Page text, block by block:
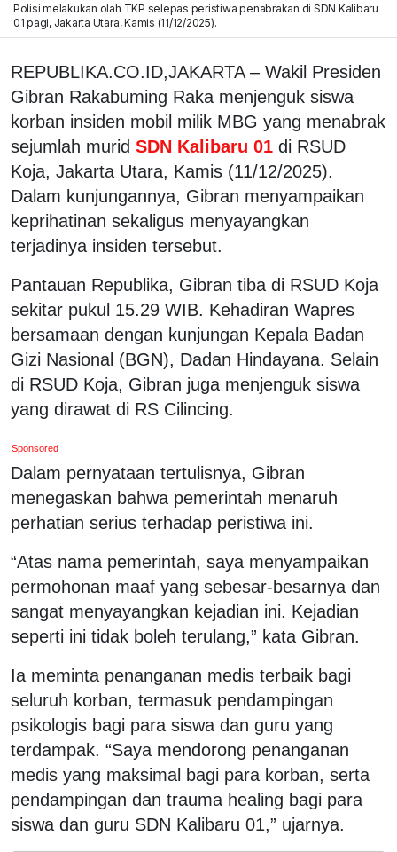
Polisi melakukan olah TKP selepas peristiwa penabrakan di SDN Kalibaru
01 pagi, Jakarta Utara, Kamis (11/12/2025).
REPUBLIKA.CO.ID,JAKARTA – Wakil Presiden
Gibran Rakabuming Raka menjenguk siswa
korban insiden mobil milik MBG yang menabrak
sejumlah murid SDN Kalibaru 01 di RSUD
Koja, Jakarta Utara, Kamis (11/12/2025).
Dalam kunjungannya, Gibran menyampaikan
keprihatinan sekaligus menyayangkan
terjadinya insiden tersebut.
Pantauan Republika, Gibran tiba di RSUD Koja
sekitar pukul 15.29 WIB. Kehadiran Wapres
bersamaan dengan kunjungan Kepala Badan
Gizi Nasional (BGN), Dadan Hindayana. Selain
di RSUD Koja, Gibran juga menjenguk siswa
yang dirawat di RS Cilincing.
Sponsored
Dalam pernyataan tertulisnya, Gibran
menegaskan bahwa pemerintah menaruh
perhatian serius terhadap peristiwa ini.
“Atas nama pemerintah, saya menyampaikan
permohonan maaf yang sebesar-besarnya dan
sangat menyayangkan kejadian ini. Kejadian
seperti ini tidak boleh terulang,” kata Gibran.
Ia meminta penanganan medis terbaik bagi
seluruh korban, termasuk pendampingan
psikologis bagi para siswa dan guru yang
terdampak. “Saya mendorong penanganan
medis yang maksimal bagi para korban, serta
pendampingan dan trauma healing bagi para
siswa dan guru SDN Kalibaru 01,” ujarnya.